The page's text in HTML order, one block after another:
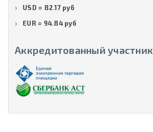
USD = 82.17 руб
EUR = 94.84 руб
Аккредитованный участник